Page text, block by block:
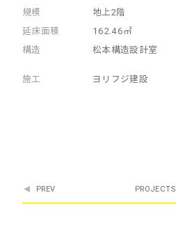
規模
地上2階
延床面積
162.46㎡
構造
施工
松本構造設計室
ヨリフジ建設
PREV PROJECTS